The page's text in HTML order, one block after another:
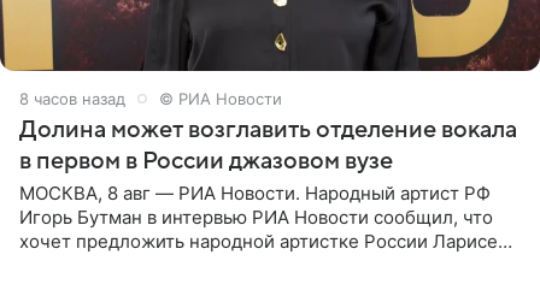
8 часов назад © РИА Новости
Долина может возглавить отделение вокала
в первом в России джазовом вузе
МОСКВА, 8 авг — РИА Новости. Народный артист РФ
Игорь Бутман в интервью РИА Новости сообщил, что
хочет предложить народной артистке России Ларисе